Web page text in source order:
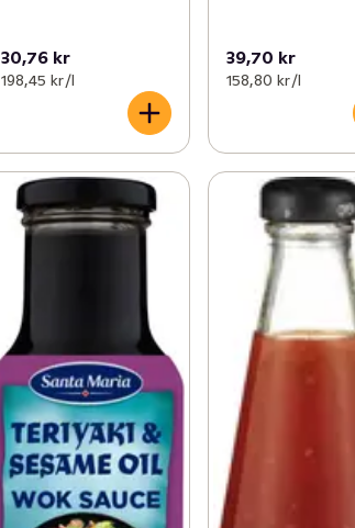
30,76 kr
198,45 kr /l
39,70 kr
158,80 kr /l